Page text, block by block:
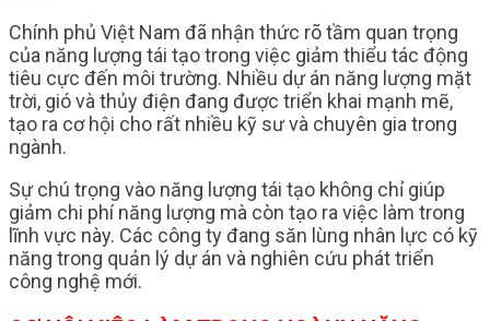
Chính phủ Việt Nam đã nhận thức rõ tầm quan trọng
của năng lượng tái tạo trong việc giảm thiểu tác động
tiêu cực đến môi trường. Nhiều dự án năng lượng mặt
trời, gió và thủy điện đang được triển khai mạnh mẽ,
tạo ra cơ hội cho rất nhiều kỹ sư và chuyên gia trong
ngành.
Sự chú trọng vào năng lượng tái tạo không chỉ giúp
giảm chi phí năng lượng mà còn tạo ra việc làm trong
lĩnh vực này. Các công ty đang săn lùng nhân lực có kỹ
năng trong quản lý dự án và nghiên cứu phát triển
công nghệ mới.